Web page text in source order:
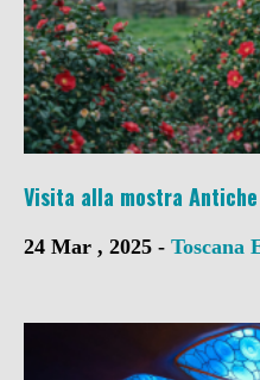
Visita alla mostra
24 Mar , 2025 - Toscana